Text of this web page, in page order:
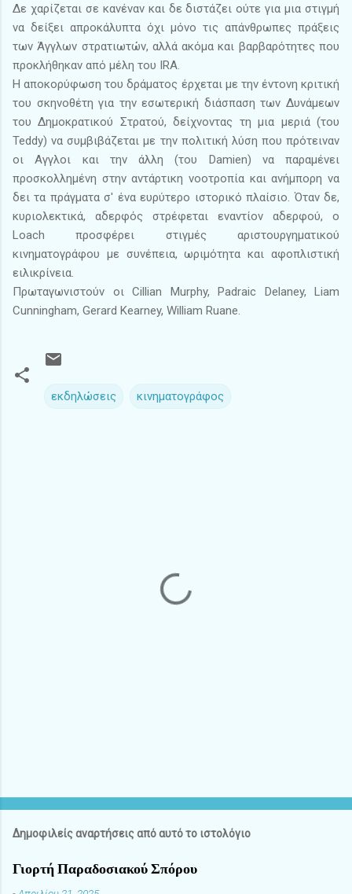
Δε χαρίζεται σε κανέναν και δε διστάζει ούτε για μια στιγμή
να δείξει απροκάλυπτα όχι μόνο τις απάνθρωπες πράξεις
των Άγγλων στρατιωτών, αλλά ακόμα και βαρβαρότητες που
προκλήθηκαν από μέλη του IRA.
Η αποκορύφωση του δράματος έρχεται με την έντονη κριτική
του σκηνοθέτη για την εσωτερική διάσπαση των Δυνάμεων
του Δημοκρατικού Στρατού, δείχνοντας τη μια μεριά (του
Teddy) να συμβιβάζεται με την πολιτική λύση που πρότειναν
οι Αγγλοι και την άλλη (του Damien) να παραμένει
προσκολλημένη στην αντάρτικη νοοτροπία και ανήμπορη να
δει τα πράγματα σ' ένα ευρύτερο ιστορικό πλαίσιο. Όταν δε,
κυριολεκτικά, αδερφός στρέφεται εναντίον αδερφού, ο
Loach προσφέρει στιγμές αριστουργηματικού
κινηματογράφου με συνέπεια, ωριμότητα και αφοπλιστική
ειλικρίνεια.
Πρωταγωνιστούν οι Cillian Murphy, Padraic Delaney, Liam
Cunningham, Gerard Kearney, William Ruane.
εκδηλώσεις κινηματογράφος
Δημοφιλείς αναρτήσεις από αυτό το ιστολόγιο
Γιορτή Παραδοσιακού Σπόρου